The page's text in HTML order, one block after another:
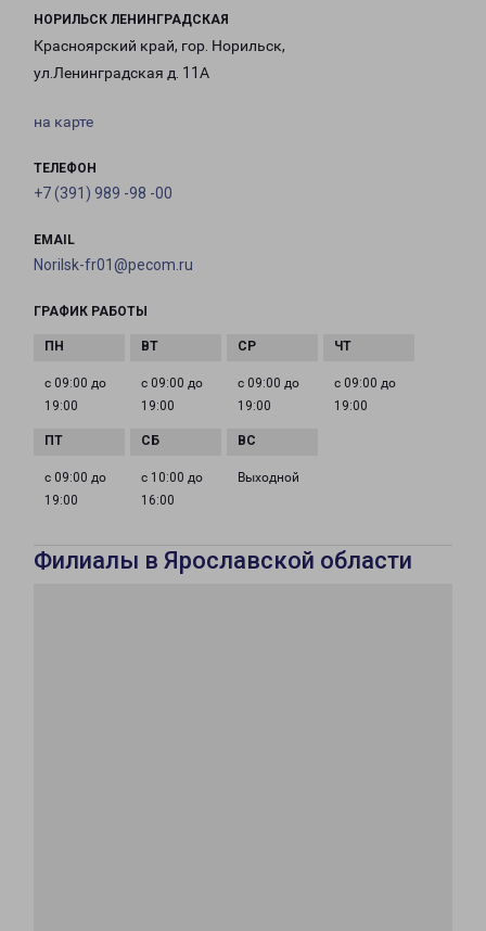
НОРИЛЬСК ЛЕНИНГРАДСКАЯ
Красноярский край, гор. Норильск,
ул.Ленинградская д. 11А
на карте
ТЕЛЕФОН
+7 (391) 989 -98 -00
EMAIL
Norilsk-fr01@pecom.ru
ГРАФИК РАБОТЫ
с 09:00 до
19:00
с 09:00 до
19:00
с 09:00 до
19:00
с 09:00 до
19:00
с 09:00 до
19:00
с 10:00 до
16:00
Выходной
Филиалы в Ярославской области